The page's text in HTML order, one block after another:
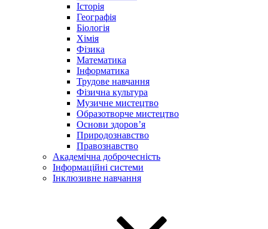
Історія
Географія
Біологія
Хімія
Фізика
Математика
Інформатика
Трудове навчання
Фізична культура
Музичне мистецтво
Образотворче мистецтво
Основи здоров’я
Природознавство
Правознавство
Академічна доброчесність
Інформаційні системи
Інклюзивне навчання